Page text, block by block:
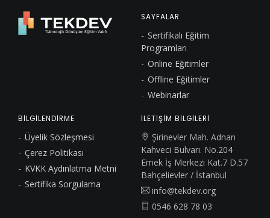
SAYFALAR
Sertifikalı Eğitim
Programları
Online Eğitimler
Offline Eğitimler
Webinarlar
BİLGİLENDİRME
Üyelik Sözleşmesi
Çerez Politikası
KVKK Aydınlatma Metni
Sertifika Sorgulama
İLETİŞİM BİLGİLERİ
Şirinevler Mah. Adnan
Kahveci Bulvarı. No.204
Emek İş Merkezi Kat.7 D.57
Bahçelievler / İstanbul
info@tekdev.org
0546 628 78 03